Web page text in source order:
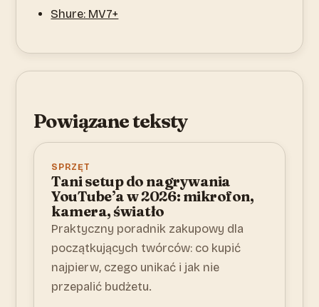
Shure: MV7+
Powiązane teksty
SPRZĘT
Tani setup do nagrywania
YouTube’a w 2026: mikrofon,
kamera, światło
Praktyczny poradnik zakupowy dla
początkujących twórców: co kupić
najpierw, czego unikać i jak nie
przepalić budżetu.